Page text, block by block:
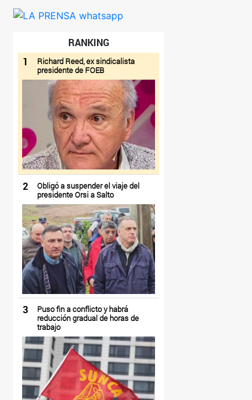
RANKING
1
Richard Reed, ex sindicalista
presidente de FOEB
2
Obligó a suspender el viaje del
presidente Orsi a Salto
3
Puso fin a conflicto y habrá
reducción gradual de horas de
trabajo